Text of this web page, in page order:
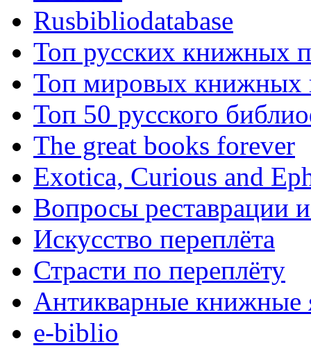
Rusbibliodatabase
Топ русских книжных
Топ мировых книжных
Топ 50 русского
The great books forever
Exotica, Curious and
Вопросы реставрации
Искусство переплёта
Страсти по переплёту
Антикварные книжные
e-biblio